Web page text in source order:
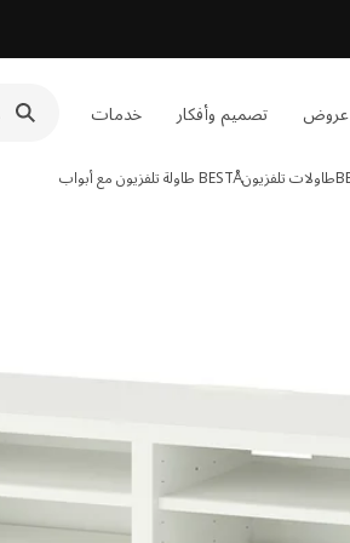
عروض تصميم وأفكار خدمات
طاولات تلفزيونBESTÅ طاولة تلفزيون مع أبواب